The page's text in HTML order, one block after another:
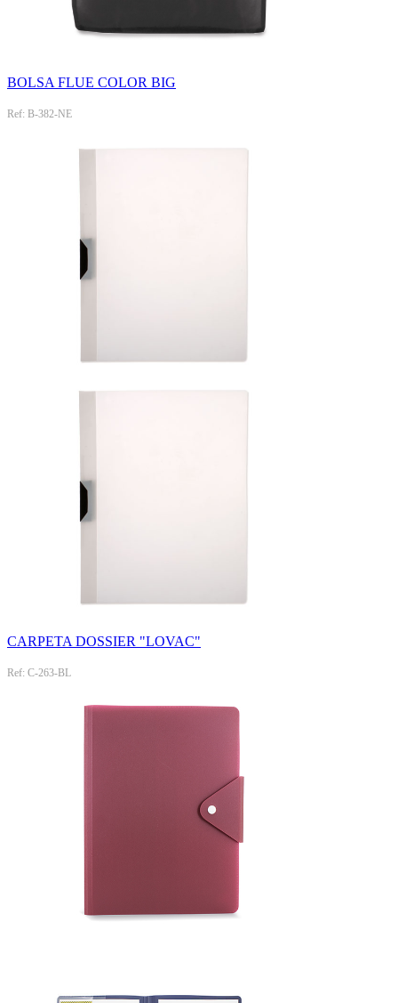
BOLSA FLUE COLOR BIG
Ref: B-382-NE
CARPETA DOSSIER "LOVAC"
Ref: C-263-BL